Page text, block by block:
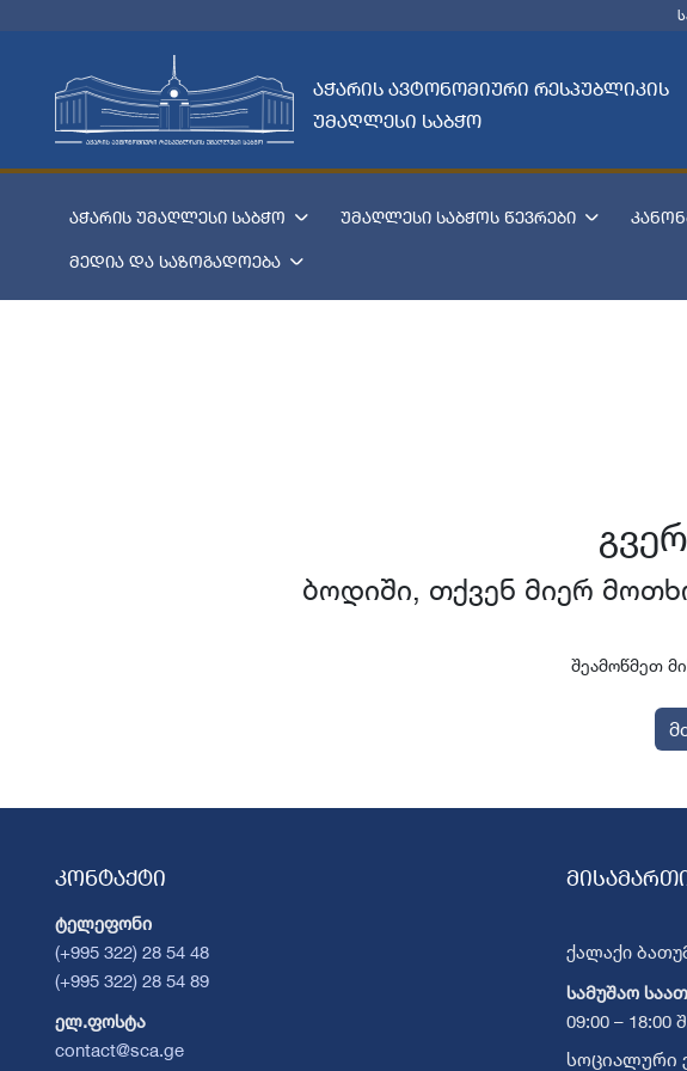
აჭარის ავტონომიური რესპუბლიკის
უმაღლესი საბჭო
აჭარის უმაღლესი საბჭო უმაღლესი საბჭოს წევრები
მედია და საზოგადოება
ბოდიში, თქვენ მიერ
შეამოწმეთ
კონტაქტი
ტელეფონი
(+995 322) 28 54 48
(+995 322) 28 54 89
ელ.ფოსტა
contact@sca.ge
ქალაქი
სამუშაო
09:00 – 18:00
სოციალური